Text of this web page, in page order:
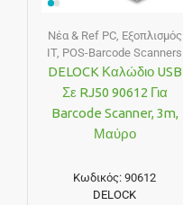
Νέα & Ref PC, Εξοπλισμός
IT, POS-Barcode Scanners
DELOCK Καλώδιο USB
Σε RJ50 90612 Για
Barcode Scanner, 3m,
Μαύρο
Κωδικός:90612
DELOCK